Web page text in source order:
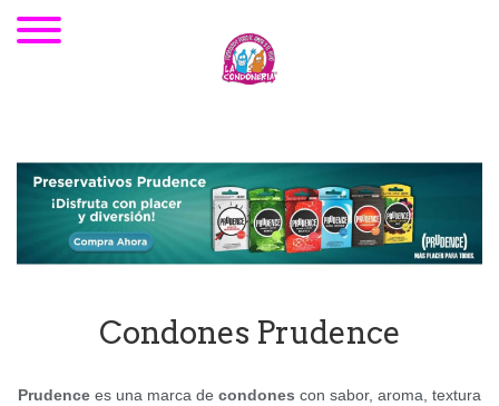
Condones Prudence
Prudence es una marca de condones con sabor, aroma, textura